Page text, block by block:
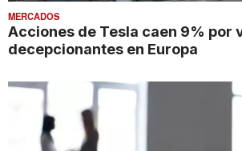
MERCADOS
Acciones de Tesla caen 9% por
decepcionantes en Europa